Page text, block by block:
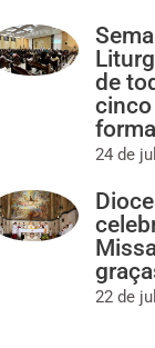
de
24 de
22 de